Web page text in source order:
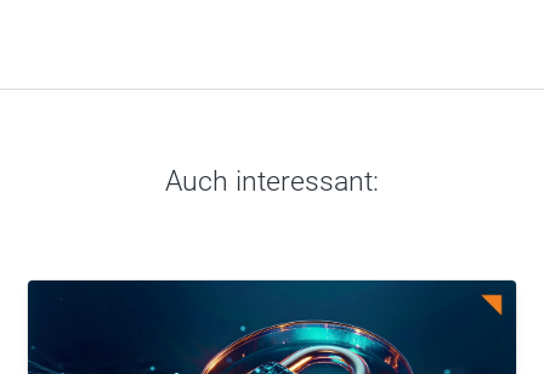
Auch interessant: